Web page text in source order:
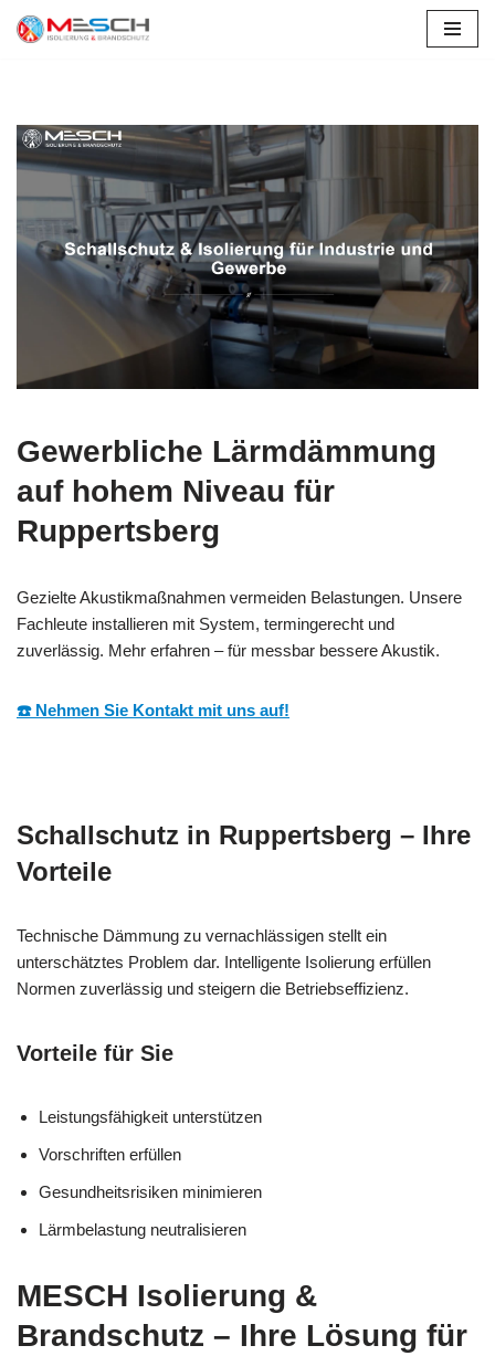
Gewerbliche Lärmdämmung
auf hohem Niveau für
Ruppertsberg
Gezielte Akustikmaßnahmen vermeiden Belastungen. Unsere
Fachleute installieren mit System, termingerecht und
zuverlässig. Mehr erfahren – für messbar bessere Akustik.
☎️ Nehmen Sie Kontakt mit uns auf!
Schallschutz in Ruppertsberg – Ihre
Vorteile
Technische Dämmung zu vernachlässigen stellt ein
unterschätztes Problem dar. Intelligente Isolierung erfüllen
Normen zuverlässig und steigern die Betriebseffizienz.
Vorteile für Sie
Leistungsfähigkeit unterstützen
Vorschriften erfüllen
Gesundheitsrisiken minimieren
Lärmbelastung neutralisieren
MESCH Isolierung &
Brandschutz – Ihre Lösung für